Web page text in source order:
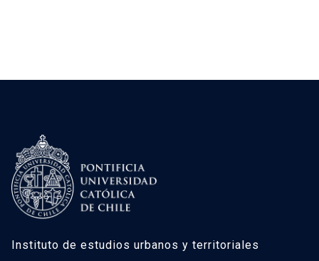
Instituto de estudios urbanos y territoriales